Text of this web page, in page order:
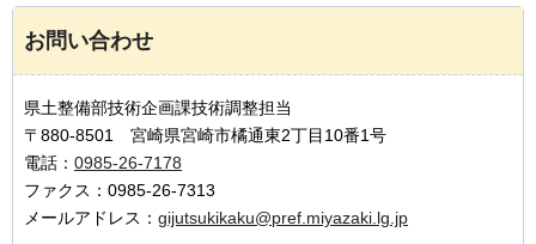
お問い合わせ
県土整備部技術企画課技術調整担当
〒880-8501 宮崎県宮崎市橘通東2丁目10番1号
電話： 0985-26-7178
ファクス：0985-26-7313
メールアドレス： gijutsukikaku@pref.miyazaki.lg.jp